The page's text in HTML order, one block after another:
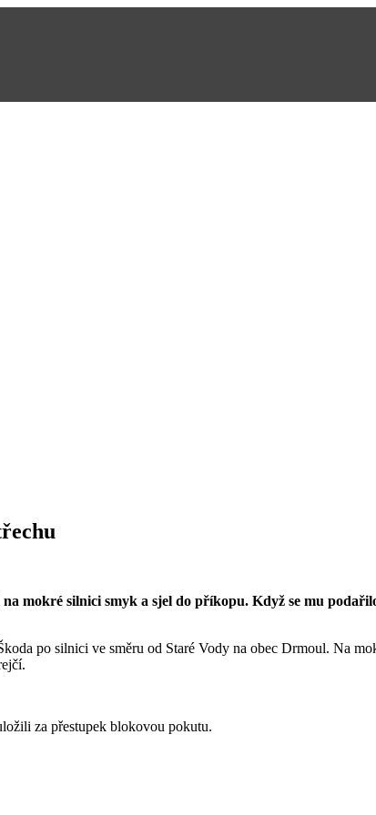
mokré silnici smyk a sjel do příkopu. Když se mu
po silnici ve směru od Staré Vody na obec Drmoul. Na
za přestupek blokovou pokutu.